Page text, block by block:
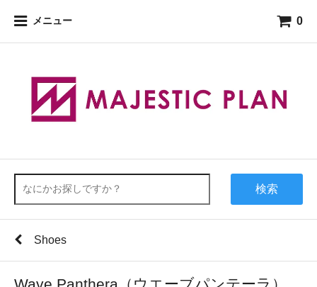
メニュー 0
検索
Shoes
Wave Panthera（ウエーブパンテーラ）